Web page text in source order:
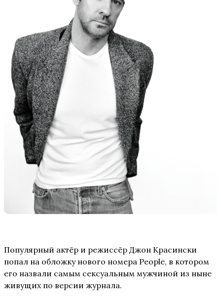
Популярный актёр и режиссёр Джон Красински
попал на обложку нового номера People, в котором
его назвали самым сексуальным мужчиной из ныне
живущих по версии журнала.